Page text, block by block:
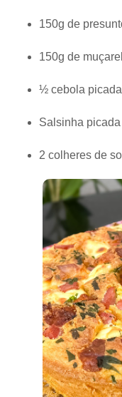
150g de
150g de
½ cebola picada
Salsinha
2 colheres de